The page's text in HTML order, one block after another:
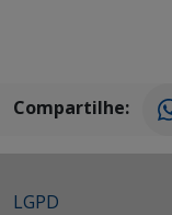
Compartilhe:
LGPD